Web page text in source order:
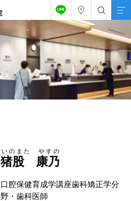
猪股 康乃
いのまた やすの
口腔保健育成学講座歯科矯正学分
野・歯科医師